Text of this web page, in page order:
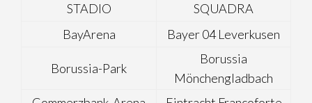
STADIO
SQUADRA
BayArena
Bayer 04 Leverkusen
Borussia-Park
Borussia
Mönchengladbach